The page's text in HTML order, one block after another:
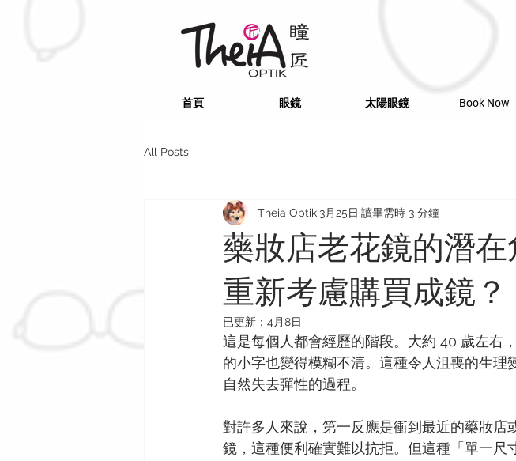
首頁 眼鏡 太陽眼鏡 Book Now
All Posts
藥妝店老花鏡的潛
重新考慮購買成鏡？
Theia Optik 3月25日 讀畢需時 3 分鐘
已更新： 4月8日
這是每個人都會經歷的階段。大約 40 歲左右
的小字也變得模糊不清。這種令人沮喪的生理
自然失去彈性的過程。
對許多人來說，第一反應是衝到最近的藥妝
鏡，這種便利確實難以抗拒。但這種「單一